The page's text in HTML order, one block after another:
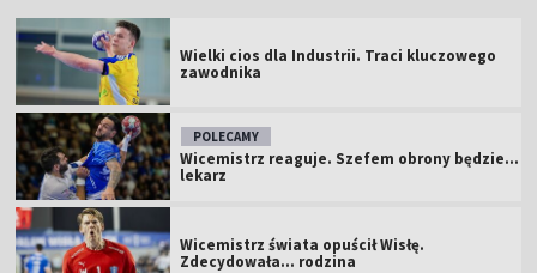
Wielki cios dla Industrii. Traci kluczowego
zawodnika
POLECAMY
Wicemistrz reaguje. Szefem obrony będzie...
lekarz
Wicemistrz świata opuścił Wisłę.
Zdecydowała... rodzina